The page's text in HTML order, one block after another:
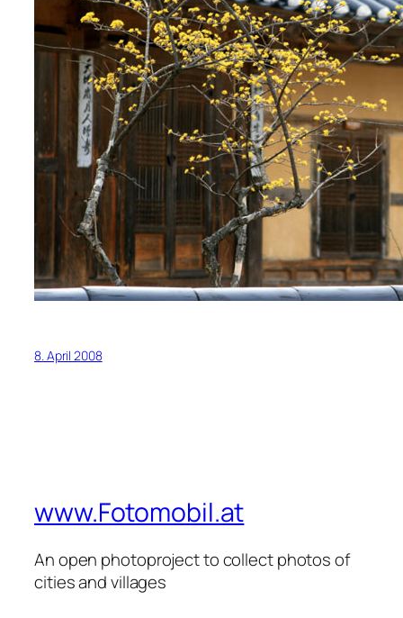
8. April 2008
www.Fotomobil.at
An open photoproject to collect photos of
cities and villages